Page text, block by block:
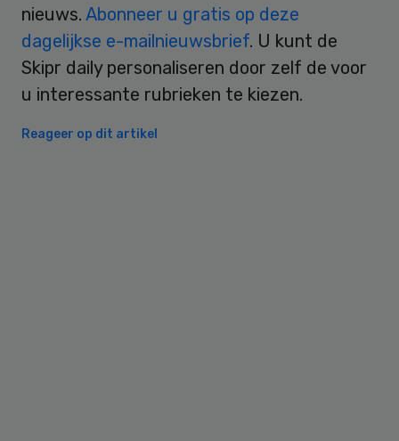
nieuws. Abonneer u gratis op deze
dagelijkse e-mailnieuwsbrief. U kunt de
Skipr daily personaliseren door zelf de voor
u interessante rubrieken te kiezen.
Reageer op dit artikel